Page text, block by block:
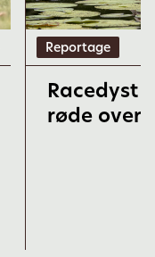
Reportage
Racedyst
røde